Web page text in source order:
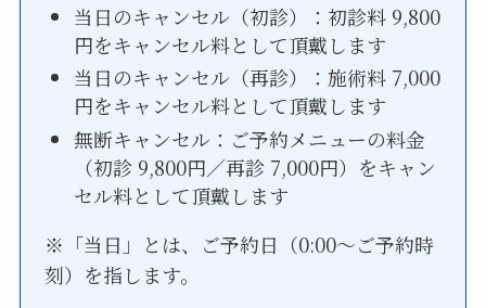
当日のキャンセル（初診）：初診料 9,800
円をキャンセル料として頂戴します
当日のキャンセル（再診）：施術料 7,000
円をキャンセル料として頂戴します
無断キャンセル：ご予約メニューの料金
（初診 9,800円／再診 7,000円）をキャン
セル料として頂戴します
※「当日」とは、ご予約日（0:00〜ご予約時
刻）を指します。